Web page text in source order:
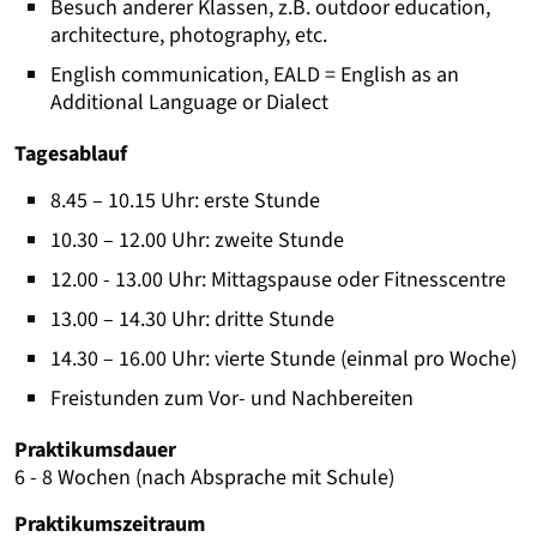
Besuch anderer Klassen, z.B. outdoor education,
architecture, photography, etc.
English communication, EALD = English as an
Additional Language or Dialect
Tagesablauf
8.45 – 10.15 Uhr: erste Stunde
10.30 – 12.00 Uhr: zweite Stunde
12.00 - 13.00 Uhr: Mittagspause oder Fitnesscentre
13.00 – 14.30 Uhr: dritte Stunde
14.30 – 16.00 Uhr: vierte Stunde (einmal pro Woche)
Freistunden zum Vor- und Nachbereiten
Praktikumsdauer
6 - 8 Wochen (nach Absprache mit Schule)
Praktikumszeitraum